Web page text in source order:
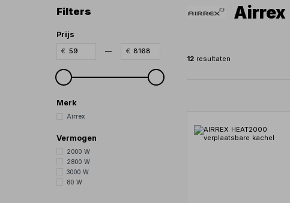
Filters
Prijs
—
Merk
Airrex
Vermogen
2000 W
2800 W
3000 W
80 W
Airrex
12 resultaten